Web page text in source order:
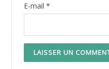
E-mail *